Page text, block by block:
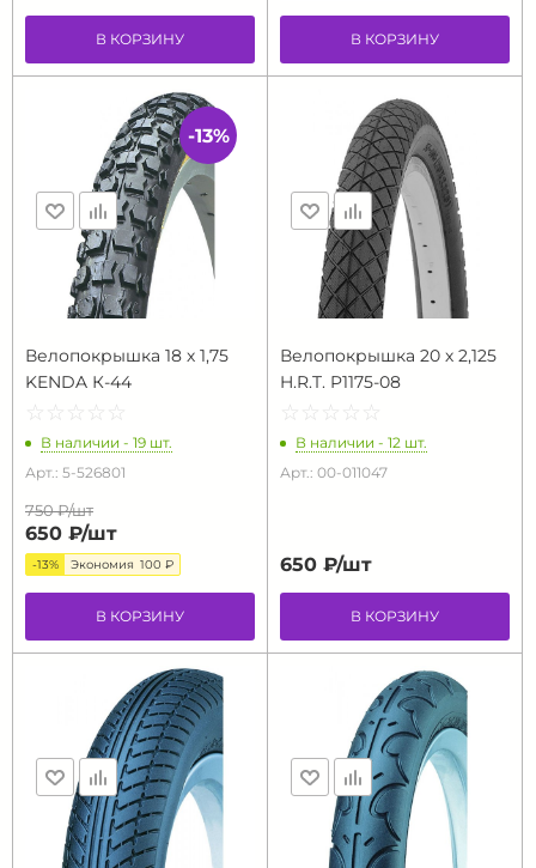
В КОРЗИНУ В КОРЗИНУ
Велопокрышка 18 х 1,75
KENDA К-44
☆ ☆ ☆ ☆ ☆
★ ★ ★ ★ ★
В наличии - 19 шт.
Арт.: 5-526801
750 ₽/шт
650 ₽/шт
-13% Экономия 100 ₽
В КОРЗИНУ
-13%
Велопокрышка 20 х 2,125
H.R.T. P1175-08
☆ ☆ ☆ ☆ ☆
★ ★ ★ ★ ★
В наличии - 12 шт.
Арт.: 00-011047
650 ₽/шт
В КОРЗИНУ